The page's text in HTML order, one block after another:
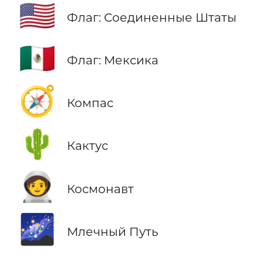
🇺🇸 Флаг: Соединенные Штаты
🇲🇽 Флаг: Мексика
🧭 Компас
🌵 Кактус
🧑‍🚀 Космонавт
🌌 Млечный Путь